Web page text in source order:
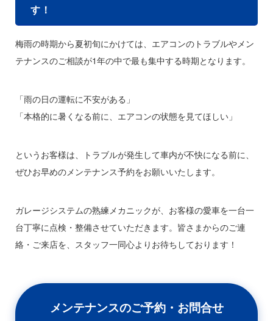
す！
梅雨の時期から夏初旬にかけては、エアコンのトラブルやメン
テナンスのご相談が1年の中で最も集中する時期となります。
「雨の日の運転に不安がある」
「本格的に暑くなる前に、エアコンの状態を見てほしい」
というお客様は、トラブルが発生して車内が不快になる前に、
ぜひお早めのメンテナンス予約をお願いいたします。
ガレージシステムの熟練メカニックが、お客様の愛車を一台一
台丁寧に点検・整備させていただきます。皆さまからのご連
絡・ご来店を、スタッフ一同心よりお待ちしております！
メンテナンスのご予約・お問合せ